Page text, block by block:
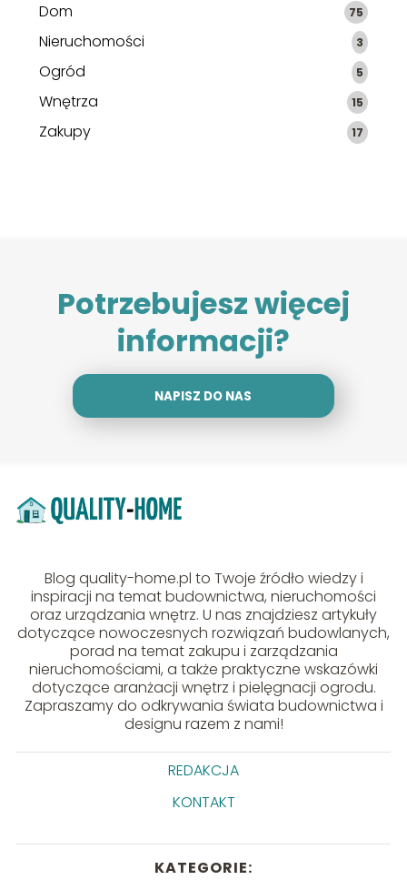
Dom 75
Nieruchomości 3
Ogród 5
Wnętrza 15
Zakupy 17
Potrzebujesz więcej
informacji?
NAPISZ DO NAS
Blog quality-home.pl to Twoje źródło wiedzy i
inspiracji na temat budownictwa, nieruchomości
oraz urządzania wnętrz. U nas znajdziesz artykuły
dotyczące nowoczesnych rozwiązań budowlanych,
porad na temat zakupu i zarządzania
nieruchomościami, a także praktyczne wskazówki
dotyczące aranżacji wnętrz i pielęgnacji ogrodu.
Zapraszamy do odkrywania świata budownictwa i
designu razem z nami!
REDAKCJA
KONTAKT
KATEGORIE: